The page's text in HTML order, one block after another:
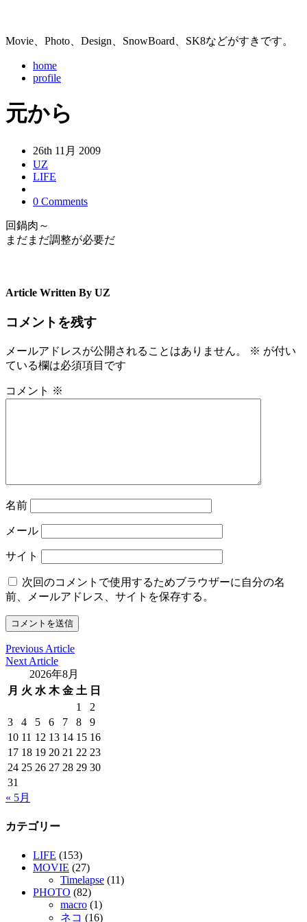
Movie、Photo、Design、SnowBoard、SK8などがすきです。
home
profile
元から
26th 11月 2009
UZ
LIFE
0 Comments
回鍋肉～
まだまだ調整が必要だ
Article Written By UZ
コメントを残す
メールアドレスが公開されることはありません。 ※ が付い
ている欄は必須項目です
コメント ※
名前
メール
サイト
次回のコメントで使用するためブラウザーに自分の名
前、メールアドレス、サイトを保存する。
Previous Article
Next Article
2026年8月
月 火 水 木 金 土 日
1
2
3
4 5 6 7 8
9
10 11 12 13 14 15 16
17 18 19 20 21 22 23
24 25 26 27 28 29 30
31
« 5月
カテゴリー
LIFE (153)
MOVIE (27)
Timelapse (11)
PHOTO (82)
macro (1)
ネコ (16)